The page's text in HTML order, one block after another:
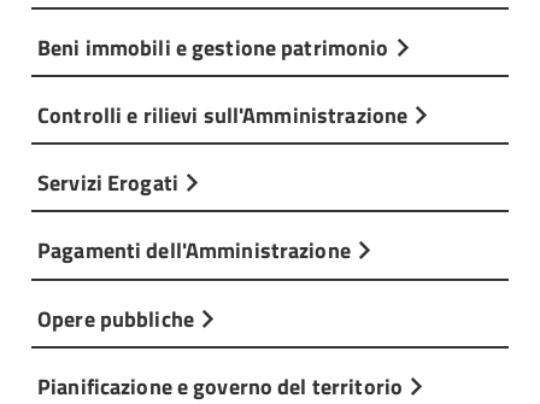
Beni immobili e gestione patrimonio
Controlli e rilievi sull'Amministrazione
Servizi Erogati
Pagamenti dell'Amministrazione
Opere pubbliche
Pianificazione e governo del territorio